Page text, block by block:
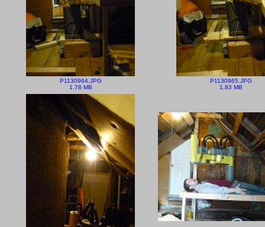
P1130964.JPG
1.78 MB
P1130965.JPG
1.83 MB